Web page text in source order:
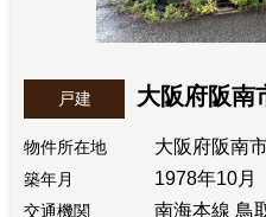
戸建 大阪府阪南
物件所在地 大阪府阪南
築年月 1978年10月
交通機関
南海本線 鳥